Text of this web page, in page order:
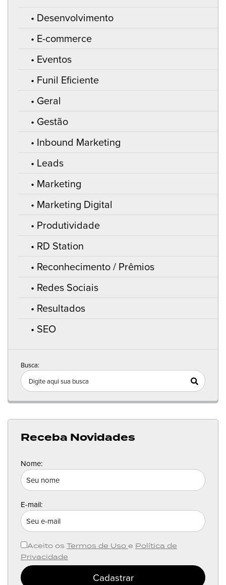
Desenvolvimento
E-commerce
Eventos
Funil Eficiente
Geral
Gestão
Inbound Marketing
Leads
Marketing
Marketing Digital
Produtividade
RD Station
Reconhecimento / Prêmios
Redes Sociais
Resultados
SEO
Busca:
Receba Novidades
Nome:
E-mail:
Aceito os Termos de Uso e Política de
Privacidade
Cadastrar